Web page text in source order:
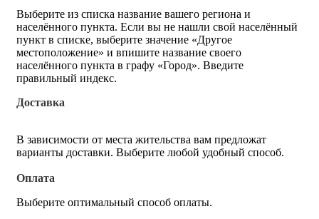
Выберите из списка название вашего региона и
населённого пункта. Если вы не нашли свой населённый
пункт в списке, выберите значение «Другое
местоположение» и впишите название своего
населённого пункта в графу «Город». Введите
правильный индекс.
Доставка
В зависимости от места жительства вам предложат
варианты доставки. Выберите любой удобный способ.
Оплата
Выберите оптимальный способ оплаты.